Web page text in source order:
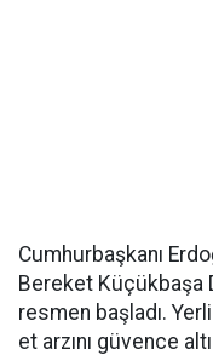
Cumhurbaşkanı
Bereket Küçükbaşa
resmen başladı.
et arzını güvence